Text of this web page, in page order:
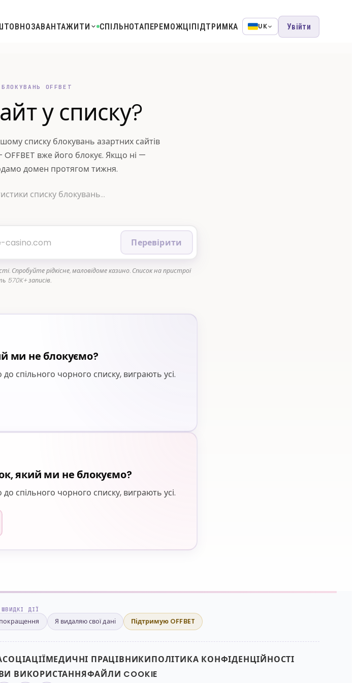
ЗАВАНТАЖИТИ СПІЛЬНОТАПЕРЕМОЖЦІПІДТРИМКА UK Увійти
OFFBET
у списку?
списку блокувань азартних сайтів
вже його блокує. Якщо ні —
домен протягом тижня.
списку блокувань…
Перевірити
рідкісне, маловідоме казино. Список на пристрої
570K+ записів.
ми не блокуємо?
спільного чорного списку, виграють усі.
який ми не блокуємо?
спільного чорного списку, виграють усі.
ДІЇ
Я видаляю свої дані Підтримую OFFBET
МЕДИЧНІ ПРАЦІВНИКИПОЛІТИКА КОНФІДЕНЦІЙНОСТІ
ВИКОРИСТАННЯФАЙЛИ COOKIE